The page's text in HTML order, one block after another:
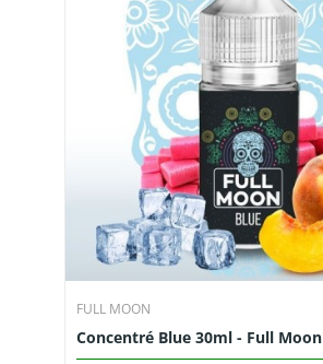
FULL MOON
Concentré Blue 30ml - Full Moon